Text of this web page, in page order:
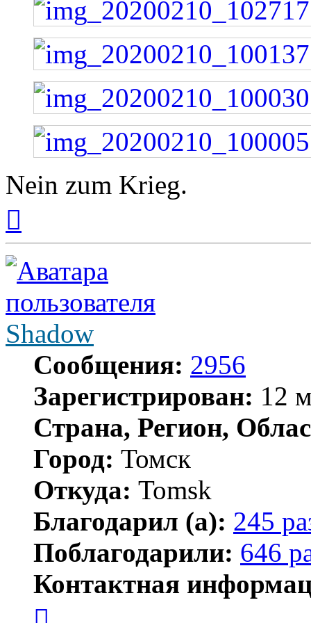
Nein zum Krieg.
началу
Shadow
Сообщения: 2956
Зарегистрирован: 12
Страна, Регион,
Город: Томск
Откуда: Tomsk
Благодарил (а): 245
Поблагодарили: 646
Контактная